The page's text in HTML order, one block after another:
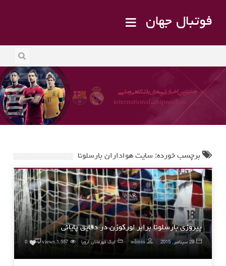
فوتبال جهان
برچسب خورده: سایت هواداران بارسلونا
پیروزی بارسلونا برابر لورکوزن در دقایق پایانی
29 سپتامبر, 2015 admin لیگ قهرمانان اروپا 1,557 views
0 ۰